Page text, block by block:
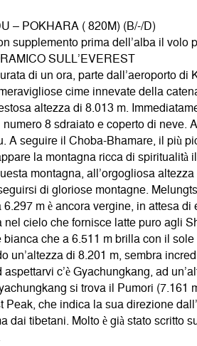
– POKHARA ( 820M) (B/-/D)
supplemento prima dell’alba il
SULL’EVEREST
di un ora, parte dall’aeroporto
cime innevate della
altezza di 8.013 m.
8 sdraiato e coperto di
A seguire il Choba-Bhamare, il più
la montagna ricca di
montagna, all’orgogliosa
di gloriose montagne.
m è ancora vergine, in attesa
nel cielo che fornisce latte puro agli
bianca che a 6.511 m brilla con il
un’altezza di 8.201 m, sembra
aspettarvi c’è Gyachungkang, ad
si trova il Pumori (7.161
Peak, che indica la sua direzione
dai tibetani. Molto è già stato scritto